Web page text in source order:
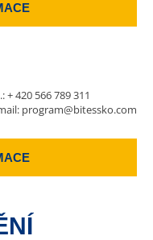
+ 420 566 789 311
program@bitessko.com